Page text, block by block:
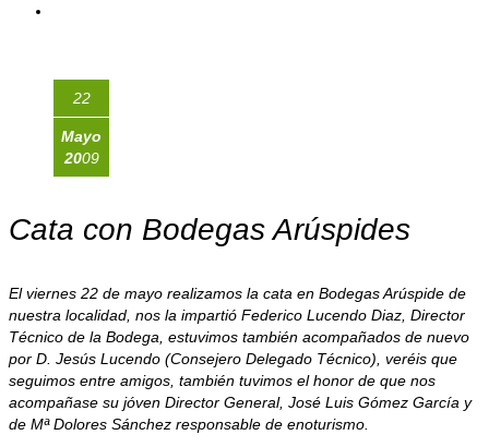
22
Mayo
2009
Cata con Bodegas Arúspides
El viernes 22 de mayo realizamos la cata en Bodegas Arúspide de
nuestra localidad, nos la impartió Federico Lucendo Diaz, Director
Técnico de la Bodega, estuvimos también acompañados de nuevo
por D. Jesús Lucendo (Consejero Delegado Técnico), veréis que
seguimos entre amigos, también tuvimos el honor de que nos
acompañase su jóven Director General, José Luis Gómez García y
de Mª Dolores Sánchez responsable de enoturismo.